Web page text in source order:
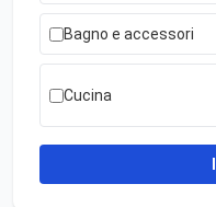
Bagno e accessori
Cucina